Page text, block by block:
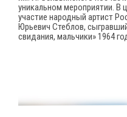
уникальном мероприятии. В
участие народный артист
Юрьевич Стеблов,
свидания, мальчики» 1964